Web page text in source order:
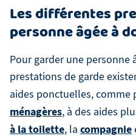
Les différentes
personne âgée à
Pour garder une personne
prestations de garde
aides ponctuelles, comme
ménagères, à des aides
à la toilette, la compagnie